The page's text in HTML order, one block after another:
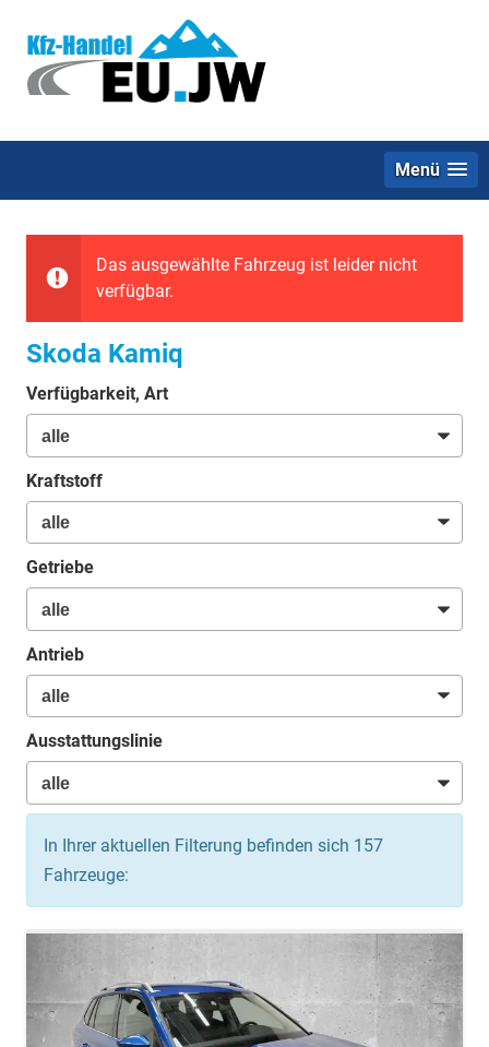
Menü
Das ausgewählte Fahrzeug ist leider nicht
verfügbar.
Skoda Kamiq
Verfügbarkeit, Art
Kraftstoff
Getriebe
Antrieb
Ausstattungslinie
In Ihrer aktuellen Filterung befinden sich 157
Fahrzeuge: